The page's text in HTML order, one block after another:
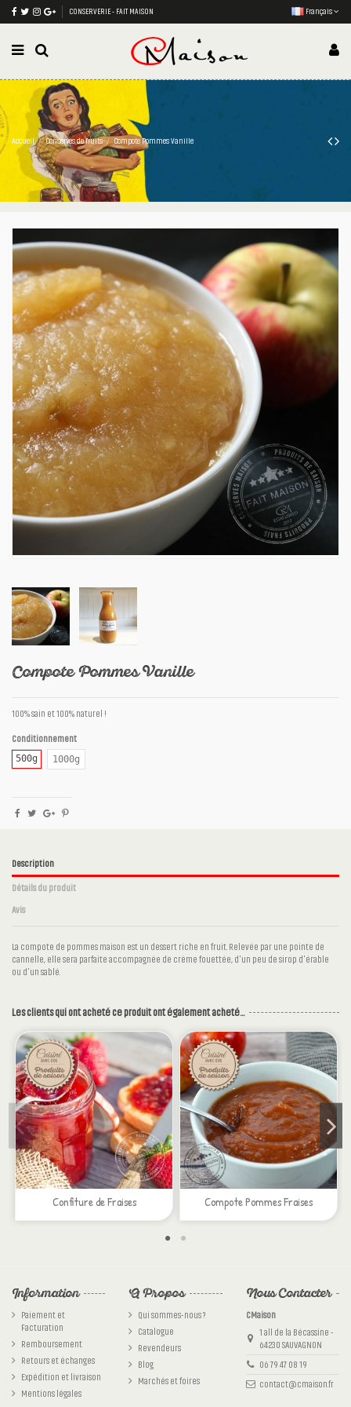
CONSERVERIE - FAIT MAISON Français
Accueil Conserves de fruits Compote Pommes Vanille
Compote Pommes Vanille
100% sain et 100% naturel !
Conditionnement
500g 1000g
Description
Détails du produit
Avis
La compote de pommes maison est un dessert riche en fruit. Relevée par une pointe de
cannelle, elle sera parfaite accompagnée de crème fouettée, d'un peu de sirop d'érable
ou d'un sablé.
Les clients qui ont acheté ce produit ont également acheté...
Confiture de Fraises Compote Pommes Fraises
Information
Paiement et
Facturation
Remboursement
Retours et échanges
Expédition et livraison
Mentions légales
A Propos
Qui sommes-nous ?
Catalogue
Revendeurs
Blog
Marchés et foires
Nous Contacter
CMaison
1 all de la Bécassine -
64230 SAUVAGNON
06 79 47 08 19
contact@cmaison.fr